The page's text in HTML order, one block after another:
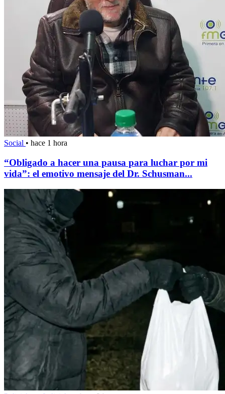
Social • hace 1 hora
“Obligado a hacer una pausa para luchar por mi
vida”: el emotivo mensaje del Dr. Schusman...